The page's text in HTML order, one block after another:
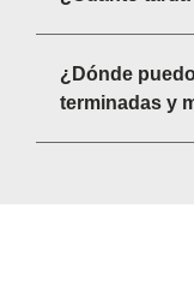
¿Dónde
terminadas y